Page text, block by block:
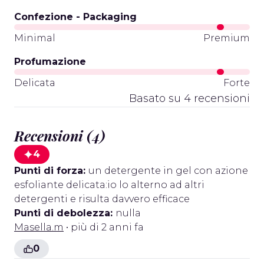
Confezione - Packaging
Minimal
Premium
Profumazione
Delicata
Forte
Basato su 4 recensioni
Recensioni (4)
4
Punti di forza: un detergente in gel con azione
esfoliante delicata:io lo alterno ad altri
detergenti e risulta davvero efficace
Punti di debolezza: nulla
Masella.m • più di 2 anni fa
0